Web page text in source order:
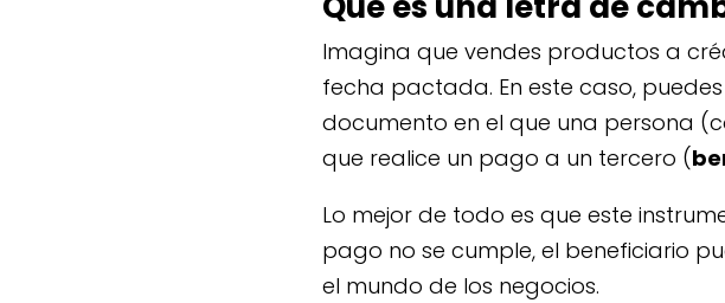
Imagina que vendes productos a
fecha pactada. En este caso,
documento en el que una persona
que realice un pago a un tercero (
Lo mejor de todo es que este
pago no se cumple, el beneficiario
el mundo de los negocios.